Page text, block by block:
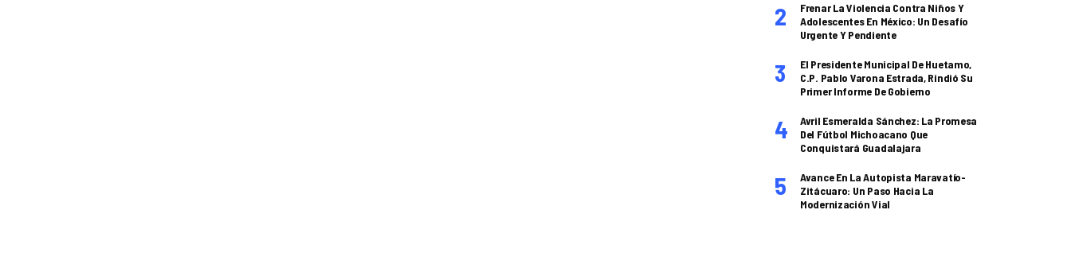
Frenar La Violencia Contra Niños Y
Adolescentes En México: Un Desafío
Urgente Y Pendiente
El Presidente Municipal De Huetamo,
C.P. Pablo Varona Estrada, Rindió Su
Primer Informe De Gobierno
Avril Esmeralda Sánchez: La Promesa
Del Fútbol Michoacano Que
Conquistará Guadalajara
Avance En La Autopista Maravatío-
Zitácuaro: Un Paso Hacia La
Modernización Vial